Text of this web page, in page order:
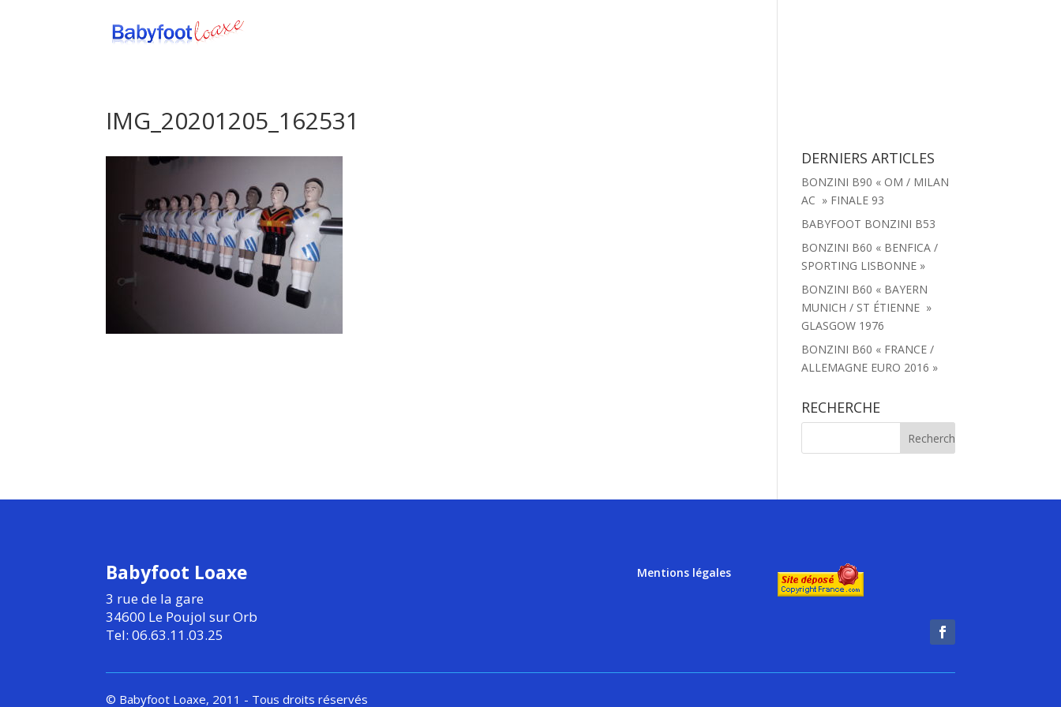
IMG_20201205_162531
DERNIERS ARTICLES
BONZINI B90 « OM / MILAN
AC » FINALE 93
BABYFOOT BONZINI B53
BONZINI B60 « BENFICA /
SPORTING LISBONNE »
BONZINI B60 « BAYERN
MUNICH / ST ÉTIENNE »
GLASGOW 1976
BONZINI B60 « FRANCE /
ALLEMAGNE EURO 2016 »
RECHERCHE
Babyfoot Loaxe
3 rue de la gare
34600 Le Poujol sur Orb
Tel: 06.63.11.03.25
Mentions légales
© Babyfoot Loaxe, 2011 - Tous droits réservés